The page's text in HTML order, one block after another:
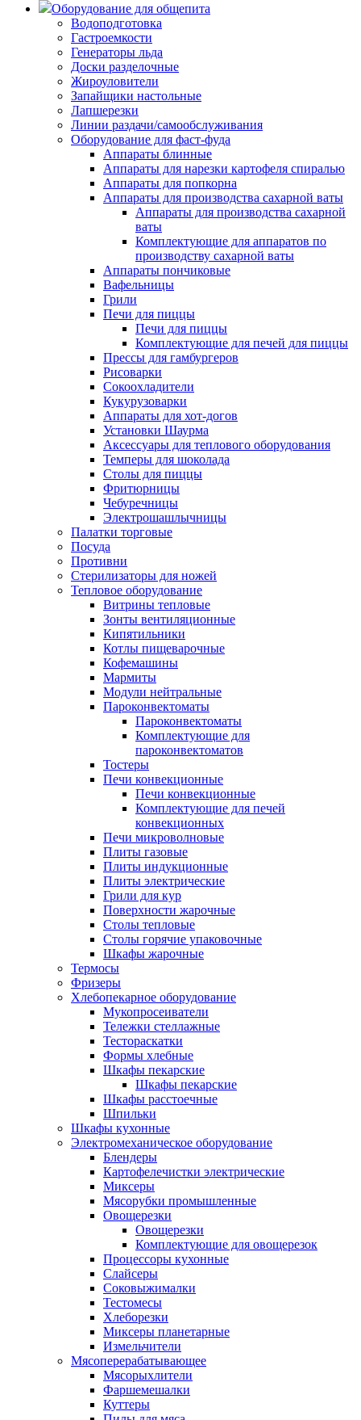
Оборудование для общепита
Водоподготовка
Гастроемкости
Генераторы льда
Доски разделочные
Жироуловители
Запайщики настольные
Лапшерезки
Линии раздачи/самообслуживания
Оборудование для фаст-фуда
Аппараты блинные
Аппараты для нарезки картофеля спиралью
Аппараты для попкорна
Аппараты для производства сахарной ваты
Аппараты для производства сахарной
ваты
Комплектующие для аппаратов по
производству сахарной ваты
Аппараты пончиковые
Вафельницы
Грили
Печи для пиццы
Печи для пиццы
Комплектующие для печей для пиццы
Прессы для гамбургеров
Рисоварки
Сокоохладители
Кукурузоварки
Аппараты для хот-догов
Установки Шаурма
Аксессуары для теплового оборудования
Темперы для шоколада
Столы для пиццы
Фритюрницы
Чебуречницы
Электрошашлычницы
Палатки торговые
Посуда
Противни
Стерилизаторы для ножей
Тепловое оборудование
Витрины тепловые
Зонты вентиляционные
Кипятильники
Котлы пищеварочные
Кофемашины
Мармиты
Модули нейтральные
Пароконвектоматы
Пароконвектоматы
Комплектующие для
пароконвектоматов
Тостеры
Печи конвекционные
Печи конвекционные
Комплектующие для печей
конвекционных
Печи микроволновые
Плиты газовые
Плиты индукционные
Плиты электрические
Грили для кур
Поверхности жарочные
Столы тепловые
Столы горячие упаковочные
Шкафы жарочные
Термосы
Фризеры
Хлебопекарное оборудование
Мукопросеиватели
Тележки стеллажные
Тестораскатки
Формы хлебные
Шкафы пекарские
Шкафы пекарские
Шкафы расстоечные
Шпильки
Шкафы кухонные
Электромеханическое оборудование
Блендеры
Картофелечистки электрические
Миксеры
Мясорубки промышленные
Овощерезки
Овощерезки
Комплектующие для овощерезок
Процессоры кухонные
Слайсеры
Соковыжималки
Тестомесы
Хлеборезки
Миксеры планетарные
Измельчители
Мясоперерабатывающее
Мясорыхлители
Фаршемешалки
Куттеры